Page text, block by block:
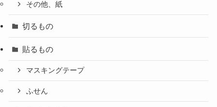
その他、紙
切るもの
貼るもの
マスキングテープ
ふせん